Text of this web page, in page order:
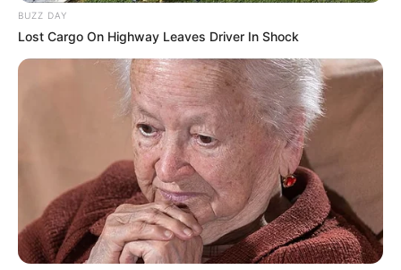
LIHAT ARTIKEL LAINNYA
Laras Kinanda Nyimas Ratu Rafa
BUZZ DAY
Lost Cargo On Highway Leaves Driver In Shock